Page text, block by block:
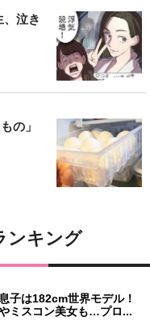
、泣き
の」
ンキング
子は182cm世界モデル！
ミスコン美女も…プロ...